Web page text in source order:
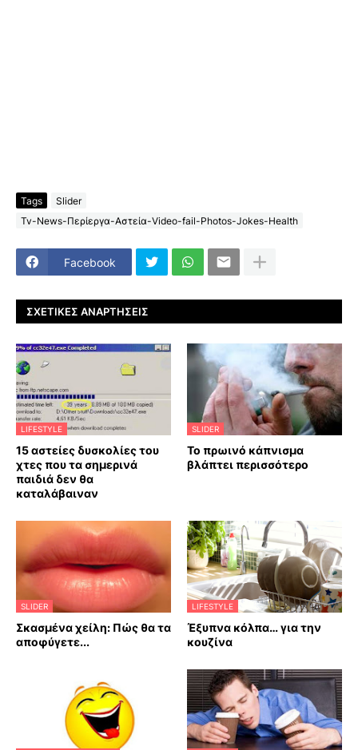
Tags
Slider
Tv-News-Περίεργα-Αστεία-Video-fail-Photos-Jokes-Health
Facebook
ΣΧΕΤΙΚΈΣ ΑΝΑΡΤΉΣΕΙΣ
LIFESTYLE
15 αστείες δυσκολίες του
χτες που τα σημερινά
παιδιά δεν θα
καταλάβαιναν
SLIDER
Το πρωινό κάπνισμα
βλάπτει περισσότερο
SLIDER
Σκασμένα χείλη: Πώς θα τα
αποφύγετε...
LIFESTYLE
Έξυπνα κόλπα… για την
κουζίνα